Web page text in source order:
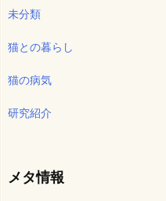
未分類
猫との暮らし
猫の病気
研究紹介
メタ情報